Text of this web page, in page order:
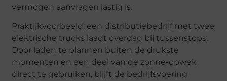
vermogen aanvragen lastig is.
Praktijkvoorbeeld: een distributiebedrijf met twee
elektrische trucks laadt overdag bij tussenstops.
Door laden te plannen buiten de drukste
momenten en een deel van de zonne-opwek
direct te gebruiken, blijft de bedrijfsvoering